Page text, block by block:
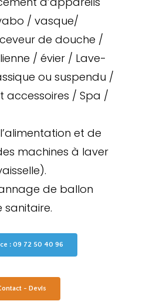
/ vasque/
de douche /
/ évier / Lave-
ou suspendu /
accessoires / Spa /
et de
machines à laver
de ballon
sanitaire.
: 09 72 50 40 96
- Devis